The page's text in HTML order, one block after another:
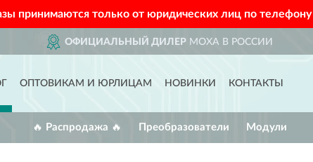
принимаются только от юридических лиц по телефону
ОФИЦИАЛЬНЫЙ ДИЛЕРMOXA В РОССИИ
ОПТОВИКАМ И ЮРЛИЦАМ НОВИНКИ КОНТАКТЫ
🔥 Распродажа 🔥 Преобразователи Модули